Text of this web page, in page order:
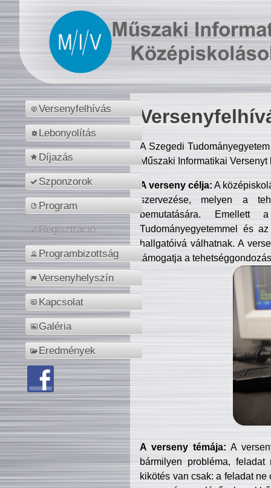
Versenyfelhívás
Lebonyolítás
Díjazás
Szponzorok
Program
Regisztráció
Programbizottság
Versenyhelyszín
Kapcsolat
Galéria
Eredmények
A Szegedi
Műszaki Informatikai
A verseny célja: A
szervezése, melyen a
bemutatására. Emellett
Tudományegyetemmel és
hallgatóivá válhatnak. A
támogatja a
A verseny témája: A
bármilyen probléma, feladat
kikötés van csak: a feladat